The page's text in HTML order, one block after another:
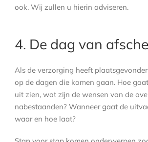
ook. Wij zullen u hierin adviseren.
4. De dag van
Als de verzorging heeft
op de dagen die komen gaan. Hoe
uit zien, wat zijn de wensen van de
nabestaanden? Wanneer gaat de
waar en hoe laat?